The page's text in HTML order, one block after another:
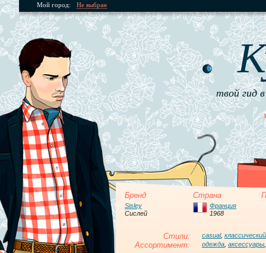
Мой город: Не выбран
твой гид
Бренд Страна
Sisley
Сислей
Франция
1968
Стили: casual, классический
Ассортимент: одежда аксессуары